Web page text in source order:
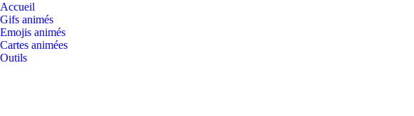
Accueil
Gifs animés
Emojis animés
Cartes animées
Outils